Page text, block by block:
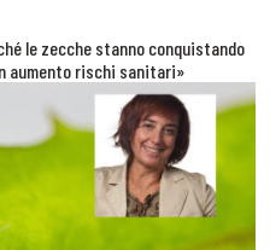
le zecche stanno conquistando
aumento rischi sanitari»